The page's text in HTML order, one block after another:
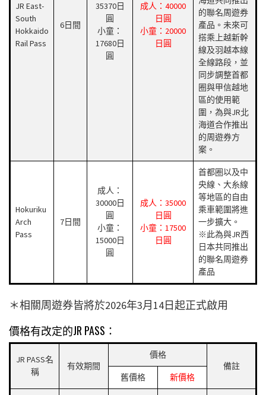
JR East-
South
Hokkaido
Rail Pass
6日間
35370日
圓
小童：
17680日
圓
成人：40000
日圓
小童：20000
日圓
的聯名周遊券
產品。未來可
搭乘上越新幹
線及羽越本線
全線路段，並
同步調整首都
圈與甲信越地
區的使用範
圍，為與JR北
海道合作推出
的周遊券方
案。
Hokuriku
Arch
Pass
7日間
成人：
30000日
圓
小童：
15000日
圓
成人：35000
日圓
小童：17500
日圓
首都圈以及中
央線、大糸線
等地區的自由
乘車範圍將進
一步擴大。
※此為與JR西
日本共同推出
的聯名周遊券
產品
＊相關周遊券皆將於2026年3月14日起正式啟用
價格有改定的JR PASS：
JR PASS名
稱
有效期間
價格
備註
舊價格
新價格